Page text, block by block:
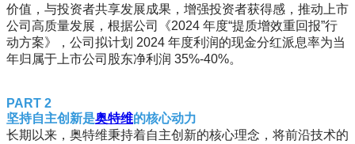
价值，与投资者共享发展成果，增强投资者获得感，推动上市
公司高质量发展，根据公司《2024 年度“提质增效重回报”行
动方案》，公司拟计划 2024 年度利润的现金分红派息率为当
年归属于上市公司股东净利润 35%-40%。
PART 2
坚持自主创新是奥特维的核心动力
长期以来，奥特维秉持着自主创新的核心理念，将前沿技术的